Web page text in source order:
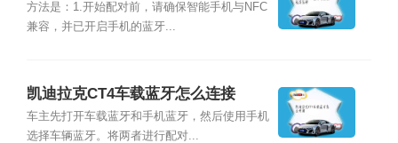
方法是：1.开始配对前，请确保智能手机与NFC
兼容，并已开启手机的蓝牙...
凯迪拉克CT4车载蓝牙怎么连接
车主先打开车载蓝牙和手机蓝牙，然后使用手机
选择车辆蓝牙。将两者进行配对...